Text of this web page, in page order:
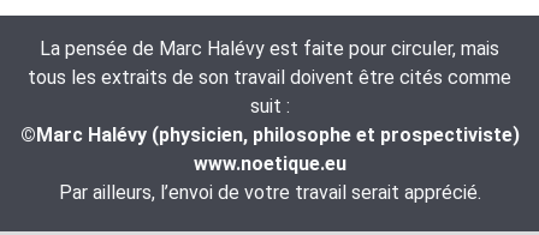
La pensée de Marc Halévy est faite pour circuler, mais
tous les extraits de son travail doivent être cités comme
suit :
©Marc Halévy (physicien, philosophe et prospectiviste)
www.noetique.eu
Par ailleurs, l’envoi de votre travail serait apprécié.